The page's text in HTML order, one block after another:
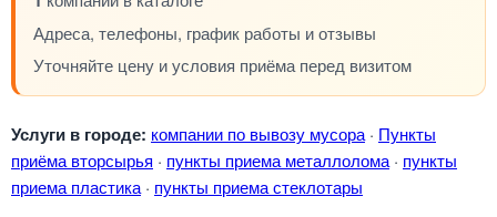
Адреса, телефоны, график работы и отзывы
Уточняйте цену и условия приёма перед визитом
Услуги в городе: компании по вывозу мусора · Пункты
приёма вторсырья · пункты приема металлолома · пункты
приема пластика · пункты приема стеклотары